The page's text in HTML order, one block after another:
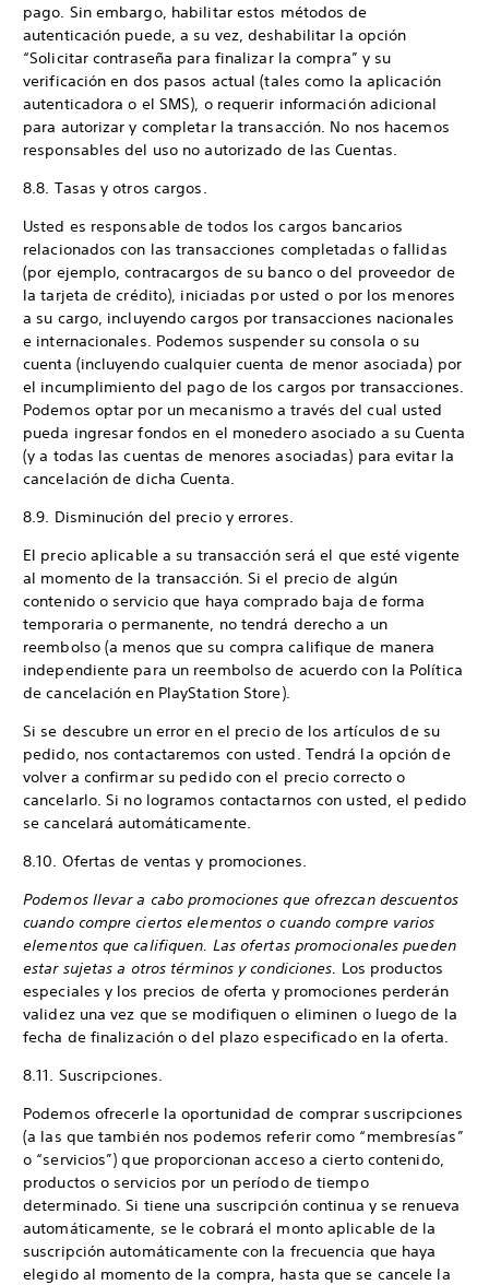
pago. Sin embargo, habilitar estos métodos de
autenticación puede, a su vez, deshabilitar la opción
“Solicitar contraseña para finalizar la compra” y su
verificación en dos pasos actual (tales como la aplicación
autenticadora o el SMS), o requerir información adicional
para autorizar y completar la transacción. No nos hacemos
responsables del uso no autorizado de las Cuentas.
8.8. Tasas y otros cargos.
Usted es responsable de todos los cargos bancarios
relacionados con las transacciones completadas o fallidas
(por ejemplo, contracargos de su banco o del proveedor de
la tarjeta de crédito), iniciadas por usted o por los menores
a su cargo, incluyendo cargos por transacciones nacionales
e internacionales. Podemos suspender su consola o su
cuenta (incluyendo cualquier cuenta de menor asociada) por
el incumplimiento del pago de los cargos por transacciones.
Podemos optar por un mecanismo a través del cual usted
pueda ingresar fondos en el monedero asociado a su Cuenta
(y a todas las cuentas de menores asociadas) para evitar la
cancelación de dicha Cuenta.
8.9. Disminución del precio y errores.
El precio aplicable a su transacción será el que esté vigente
al momento de la transacción. Si el precio de algún
contenido o servicio que haya comprado baja de forma
temporaria o permanente, no tendrá derecho a un
reembolso (a menos que su compra califique de manera
independiente para un reembolso de acuerdo con la Política
de cancelación en PlayStation Store).
Si se descubre un error en el precio de los artículos de su
pedido, nos contactaremos con usted. Tendrá la opción de
volver a confirmar su pedido con el precio correcto o
cancelarlo. Si no logramos contactarnos con usted, el pedido
se cancelará automáticamente.
8.10. Ofertas de ventas y promociones.
Podemos llevar a cabo promociones que ofrezcan descuentos
cuando compre ciertos elementos o cuando compre varios
elementos que califiquen. Las ofertas promocionales pueden
estar sujetas a otros términos y condiciones. Los productos
especiales y los precios de oferta y promociones perderán
validez una vez que se modifiquen o eliminen o luego de la
fecha de finalización o del plazo especificado en la oferta.
8.11. Suscripciones.
Podemos ofrecerle la oportunidad de comprar suscripciones
(a las que también nos podemos referir como “membresías”
o “servicios”) que proporcionan acceso a cierto contenido,
productos o servicios por un período de tiempo
determinado. Si tiene una suscripción continua y se renueva
automáticamente, se le cobrará el monto aplicable de la
suscripción automáticamente con la frecuencia que haya
elegido al momento de la compra, hasta que se cancele la